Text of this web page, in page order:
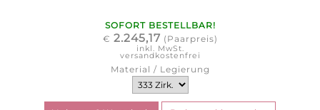
SOFORT BESTELLBAR!
€ 2.245,17 (Paarpreis)
inkl. MwSt.
versandkostenfrei
Material / Legierung